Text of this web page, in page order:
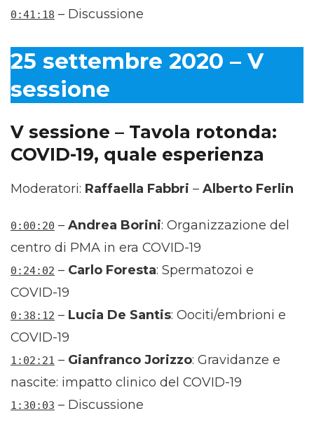
0:41:18 – Discussione
25 settembre 2020 – V
sessione
V sessione – Tavola rotonda:
COVID-19, quale esperienza
Moderatori: Raffaella Fabbri – Alberto Ferlin
0:00:20 – Andrea Borini: Organizzazione del
centro di PMA in era COVID-19
0:24:02 – Carlo Foresta: Spermatozoi e
COVID-19
0:38:12 – Lucia De Santis: Oociti/embrioni e
COVID-19
1:02:21 – Gianfranco Jorizzo: Gravidanze e
nascite: impatto clinico del COVID-19
1:30:03 – Discussione